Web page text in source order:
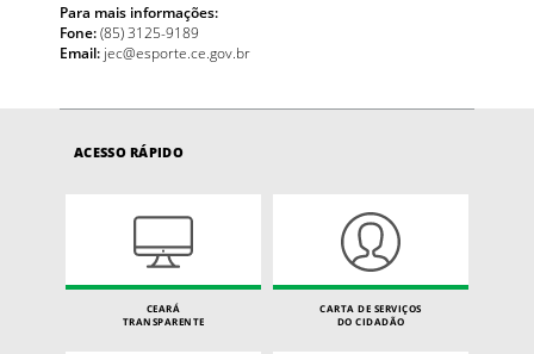
Para mais informações:
Fone:(85) 3125-9189
Email: jec@esporte.ce.gov.br
ACESSO RÁPIDO
CEARÁ
TRANSPARENTE
CARTA DE SERVIÇOS
DO CIDADÃO